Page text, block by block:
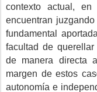
contexto actual,
encuentran
fundamental
facultad de
de manera directa
margen de estos
autonomía e